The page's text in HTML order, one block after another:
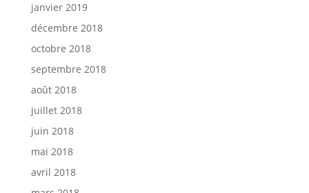
janvier 2019
décembre 2018
octobre 2018
septembre 2018
août 2018
juillet 2018
juin 2018
mai 2018
avril 2018